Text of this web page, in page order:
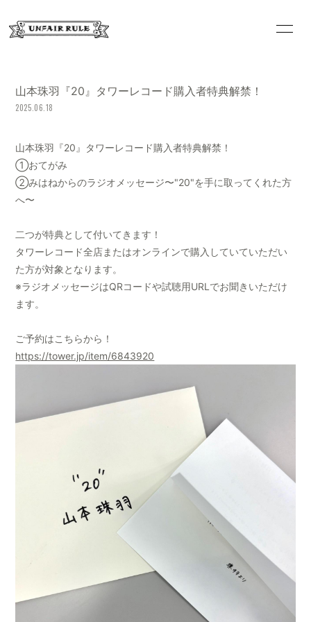
SCHEDULE
PROFILE
DISCOGRAPHY
山本珠羽『20』タワーレコード購入者特典解禁！
2025.06.18
山本珠羽『20』タワーレコード購入者特典解禁！
①おてがみ
②みはねからのラジオメッセージ〜"20"を手に取ってくれた方
へ〜
二つが特典として付いてきます！
タワーレコード全店またはオンラインで購入していていただい
た方が対象となります。
※ラジオメッセージはQRコードや試聴用URLでお聞きいただけ
ます。
ご予約はこちらから！
https://tower.jp/item/6843920